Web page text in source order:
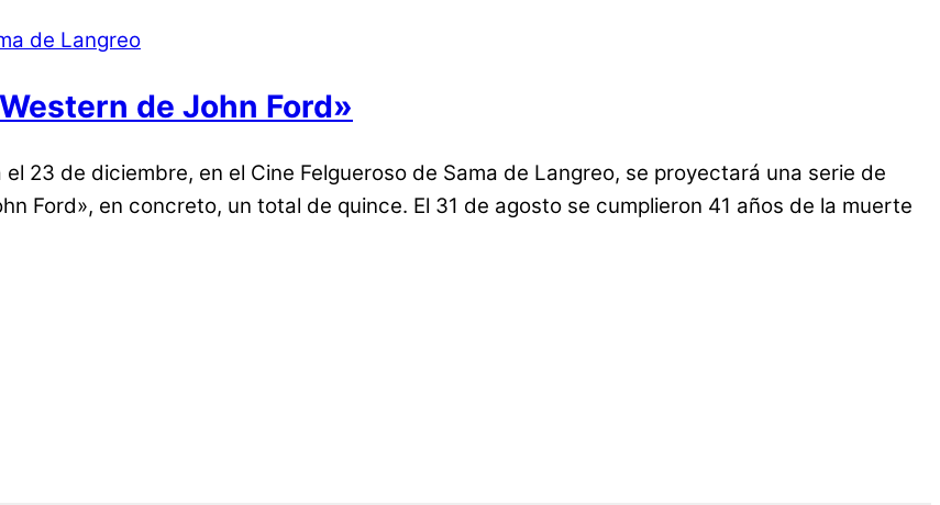
de John Ford»
23 de diciembre, en el Cine Felgueroso de Sama de Langreo, se proyectará una serie de
Ford», en concreto, un total de quince. El 31 de agosto se cumplieron 41 años de la muerte